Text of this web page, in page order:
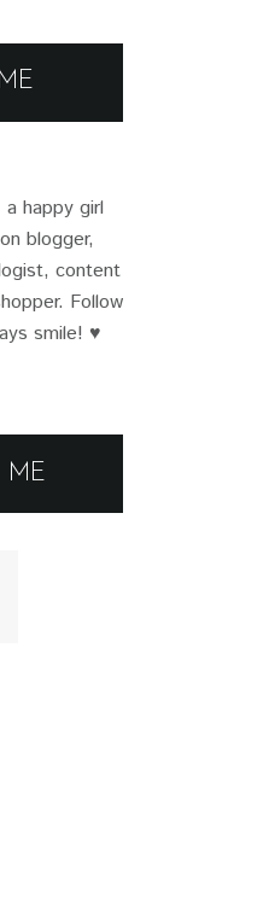
a happy girl
blogger,
content
Follow
smile! ♥
ME